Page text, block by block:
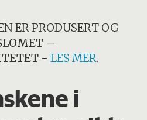
ER PRODUSERT OG
–
-LES MER.
i